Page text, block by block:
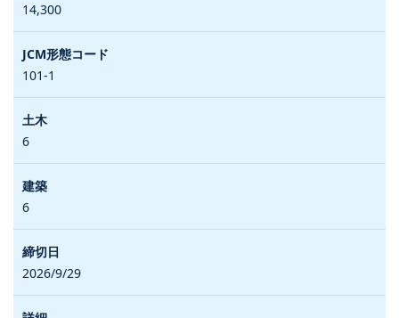
14,300
101-1
6
6
2026/9/29